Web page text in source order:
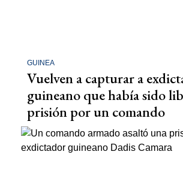
GUINEA
Vuelven a capturar a
guineano que había sido
prisión por un comando